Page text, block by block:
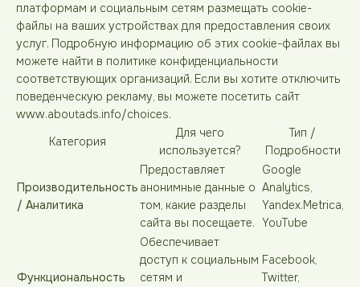
платформам и социальным сетям размещать cookie-
файлы на ваших устройствах для предоставления своих
услуг. Подробную информацию об этих cookie-файлах вы
можете найти в политике конфиденциальности
соответствующих организаций. Если вы хотите отключить
поведенческую рекламу, вы можете посетить сайт
www.aboutads.info/choices.
Категория
Для чего
используется?
Тип /
Подробности
Производительность
/ Аналитика
Предоставляет
анонимные данные о
том, какие разделы
сайта вы посещаете.
Google
Analytics,
Yandex.Metrica,
YouTube
Функциональность
Обеспечивает
доступ к социальным
сетям и
Facebook,
Twitter,